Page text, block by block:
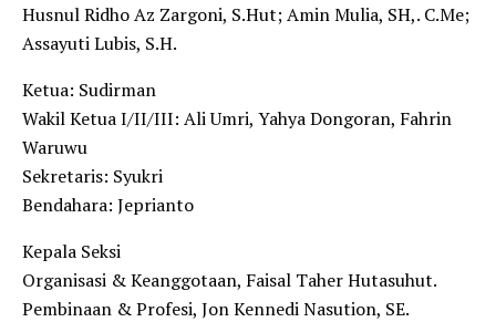
Husnul Ridho Az Zargoni, S.Hut; Amin Mulia, SH,. C.Me;
Assayuti Lubis, S.H.
Ketua: Sudirman
Wakil Ketua I/II/III: Ali Umri, Yahya Dongoran, Fahrin
Waruwu
Sekretaris: Syukri
Bendahara: Jeprianto
Kepala Seksi
Organisasi & Keanggotaan, Faisal Taher Hutasuhut.
Pembinaan & Profesi, Jon Kennedi Nasution, SE.